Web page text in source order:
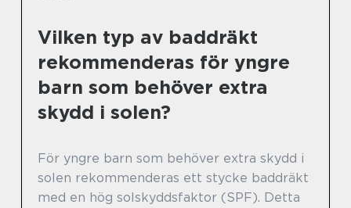
Vilken typ av baddräkt
rekommenderas för yngre
barn som behöver extra
skydd i solen?
För yngre barn som behöver extra skydd i
solen rekommenderas ett stycke baddräkt
med en hög solskyddsfaktor (SPF). Detta